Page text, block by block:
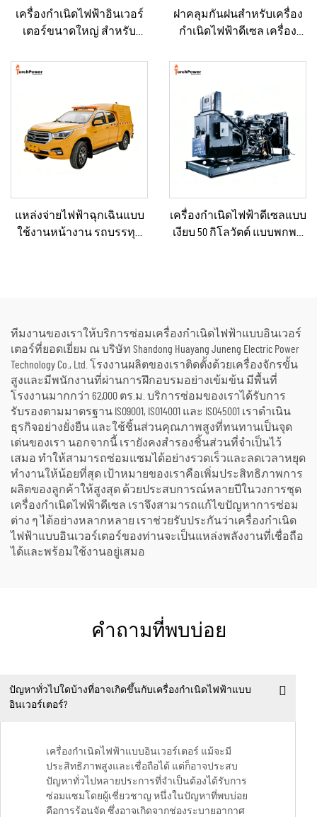
เครื่องกำเนิดไฟฟ้าอินเวอร์
เตอร์ขนาดใหญ่ สำหรับ
กำเนิดไฟฟ้าดีเซลสำรอง
ฝาคลุมกันฝนสำหรับเครื่อง
กำเนิดไฟฟ้าดีเซล เครื่อง
สำหรับงานก่อสร้างกลาง
เทศบาล
แหล่งจ่ายไฟฟ้าฉุกเฉินแบบ
ใช้งานหน้างาน รถบรรทุก
เครื่องกำเนิดไฟฟ้าดีเซลแบบ
เงียบ 50 กิโลวัตต์ แบบพกพา
ทีมงานของเราให้บริการซ่อมเครื่องกำเนิดไฟฟ้าแบบอินเวอร์
เตอร์ที่ยอดเยี่ยม ณ บริษัท Shandong Huayang Juneng Electric Power
Technology Co., Ltd. โรงงานผลิตของเราติดตั้งด้วยเครื่องจักรขั้น
สูงและมีพนักงานที่ผ่านการฝึกอบรมอย่างเข้มข้น มีพื้นที่
โรงงานมากกว่า 62,000 ตร.ม. บริการซ่อมของเราได้รับการ
รับรองตามมาตรฐาน ISO9001, ISO14001 และ ISO45001 เราดำเนิน
ธุรกิจอย่างยั่งยืน และใช้ชิ้นส่วนคุณภาพสูงที่ทนทานเป็นจุด
เด่นของเรา นอกจากนี้ เรายังคงสำรองชิ้นส่วนที่จำเป็นไว้
เสมอ ทำให้สามารถซ่อมแซมได้อย่างรวดเร็วและลดเวลาหยุด
ทำงานให้น้อยที่สุด เป้าหมายของเราคือเพิ่มประสิทธิภาพการ
ผลิตของลูกค้าให้สูงสุด ด้วยประสบการณ์หลายปีในวงการชุด
เครื่องกำเนิดไฟฟ้าดีเซล เราจึงสามารถแก้ไขปัญหาการซ่อม
ต่าง ๆ ได้อย่างหลากหลาย เราช่วยรับประกันว่าเครื่องกำเนิด
ไฟฟ้าแบบอินเวอร์เตอร์ของท่านจะเป็นแหล่งพลังงานที่เชื่อถือ
ได้และพร้อมใช้งานอยู่เสมอ
คำถามที่พบบ่อย
ปัญหาทั่วไปใดบ้างที่อาจเกิดขึ้นกับเครื่องกำเนิดไฟฟ้าแบบ
อินเวอร์เตอร์?
เครื่องกำเนิดไฟฟ้าแบบอินเวอร์เตอร์ แม้จะมี
ประสิทธิภาพสูงและเชื่อถือได้ แต่ก็อาจประสบ
ปัญหาทั่วไปหลายประการที่จำเป็นต้องได้รับการ
ซ่อมแซมโดยผู้เชี่ยวชาญ หนึ่งในปัญหาที่พบบ่อย
คือการร้อนจัด ซึ่งอาจเกิดจากช่องระบายอากาศ